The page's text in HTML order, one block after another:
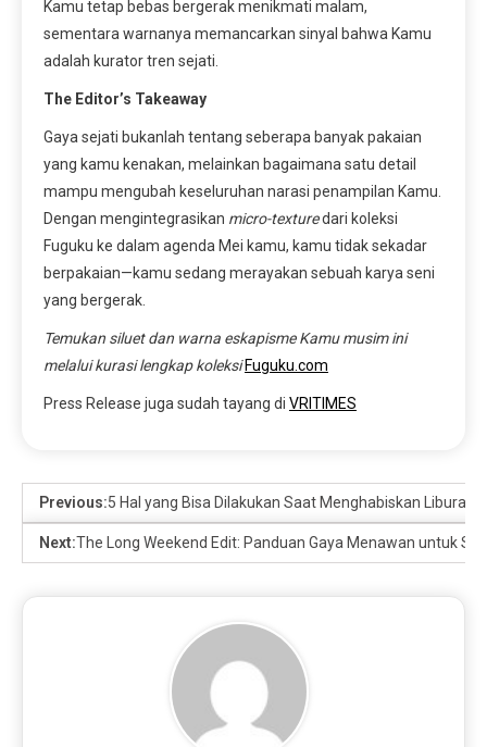
Kamu tetap bebas bergerak menikmati malam,
sementara warnanya memancarkan sinyal bahwa Kamu
adalah kurator tren sejati.
The Editor’s Takeaway
Gaya sejati bukanlah tentang seberapa banyak pakaian
yang kamu kenakan, melainkan bagaimana satu detail
mampu mengubah keseluruhan narasi penampilan Kamu.
Dengan mengintegrasikan micro-texturedari koleksi
Fuguku ke dalam agenda Mei kamu, kamu tidak sekadar
berpakaian—kamu sedang merayakan sebuah karya seni
yang bergerak.
Temukan siluet dan warna eskapisme Kamu musim ini
melalui kurasi lengkap koleksi Fuguku.com
Press Release juga sudah tayang di VRITIMES
Previous:5 Hal yang Bisa Dilakukan Saat Menghabiskan Liburan
Next:The Long Weekend Edit: Panduan Gaya Menawan untuk